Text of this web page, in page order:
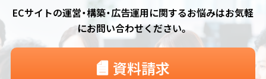
ECサイトの運営・構築・広告運用に関するお悩みはお気軽
にお問い合わせください。
資料請求